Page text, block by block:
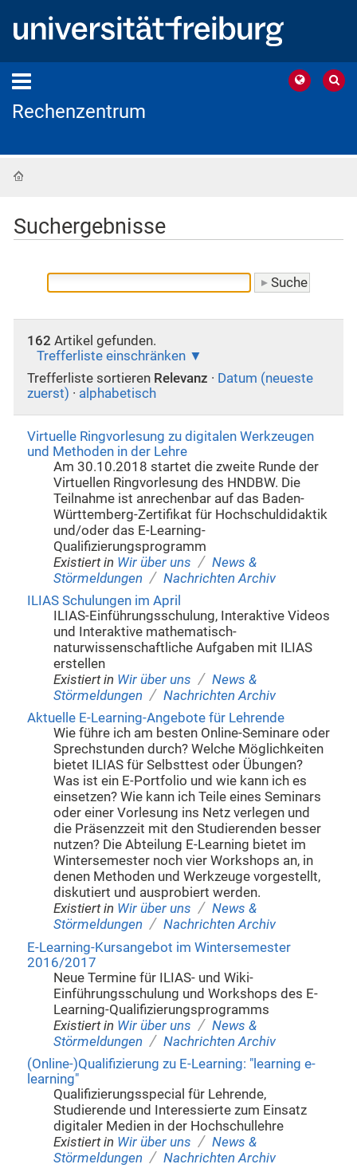
Rechenzentrum
Suchergebnisse
162 Artikel gefunden.
Trefferliste einschränken
Trefferliste sortieren Relevanz · Datum (neueste
zuerst) · alphabetisch
Virtuelle Ringvorlesung zu digitalen Werkzeugen
und Methoden in der Lehre
Am 30.10.2018 startet die zweite Runde der
Virtuellen Ringvorlesung des HNDBW. Die
Teilnahme ist anrechenbar auf das Baden-
Württemberg-Zertifikat für Hochschuldidaktik
und/oder das E-Learning-
Qualifizierungsprogramm
Existiert in Wir über uns / News &
Störmeldungen / Nachrichten Archiv
ILIAS Schulungen im April
ILIAS-Einführungsschulung, Interaktive Videos
und Interaktive mathematisch-
naturwissenschaftliche Aufgaben mit ILIAS
erstellen
Existiert in Wir über uns / News &
Störmeldungen / Nachrichten Archiv
Aktuelle E-Learning-Angebote für Lehrende
Wie führe ich am besten Online-Seminare oder
Sprechstunden durch? Welche Möglichkeiten
bietet ILIAS für Selbsttest oder Übungen?
Was ist ein E-Portfolio und wie kann ich es
einsetzen? Wie kann ich Teile eines Seminars
oder einer Vorlesung ins Netz verlegen und
die Präsenzzeit mit den Studierenden besser
nutzen? Die Abteilung E-Learning bietet im
Wintersemester noch vier Workshops an, in
denen Methoden und Werkzeuge vorgestellt,
diskutiert und ausprobiert werden.
Existiert in Wir über uns / News &
Störmeldungen / Nachrichten Archiv
E-Learning-Kursangebot im Wintersemester
2016/2017
Neue Termine für ILIAS- und Wiki-
Einführungsschulung und Workshops des E-
Learning-Qualifizierungsprogramms
Existiert in Wir über uns / News &
Störmeldungen / Nachrichten Archiv
(Online-)Qualifizierung zu E-Learning: "learning e-
learning"
Qualifizierungsspecial für Lehrende,
Studierende und Interessierte zum Einsatz
digitaler Medien in der Hochschullehre
Existiert in Wir über uns / News &
Störmeldungen / Nachrichten Archiv